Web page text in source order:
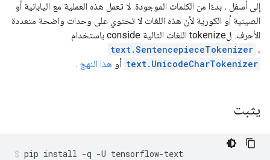
إلى أسفل ، بدءًا من الكلمات الموجودة. لا تعمل هذه العملية مع اليابانية أو
الصينية أو الكورية لأن هذه اللغات لا تحتوي على وحدات واضحة متعددة
الأحرف. لtokenize اللغات التالية conside باستخدام
text.SentencepieceTokenizer ،
text.UnicodeCharTokenizer أو هذا النهج .
يثبت
pip install -q -U tensorflow-text